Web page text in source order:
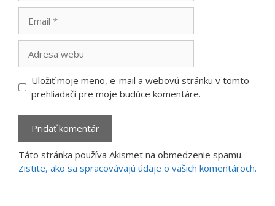
webu
Uložiť moje meno, e-mail a webovú stránku v tomto
prehliadači pre moje budúce komentáre.
Táto stránka používa Akismet na obmedzenie spamu.
Zistite, ako sa spracovávajú údaje o vašich komentároch.